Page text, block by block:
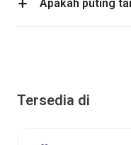
Apakah puting
Tersedia di